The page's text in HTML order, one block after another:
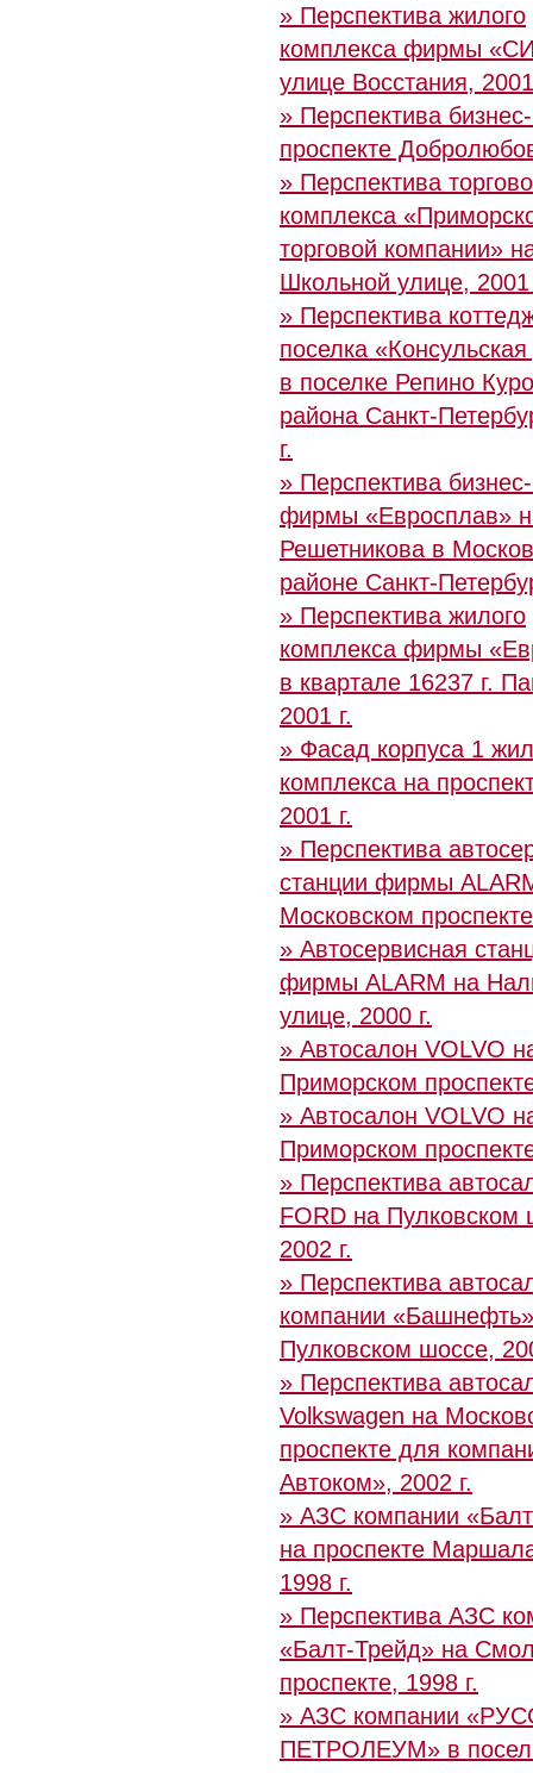
» Перспектива жилого
комплекса фирмы
улице Восстания,
» Перспектива
проспекте
» Перспектива
комплекса
торговой компании»
Школьной улице, 2001
» Перспектива
поселка
в поселке Репино
района Санкт-
г.
» Перспектива
фирмы «Евросплав»
Решетникова в
районе Санкт-
» Перспектива жилого
комплекса фирмы
в квартале 16237 г.
2001 г.
» Фасад корпуса 1
комплекса на
2001 г.
» Перспектива
станции фирмы
Московском
» Автосервисная
фирмы ALARM на
улице, 2000 г.
» Автосалон VOLVO
Приморском
» Автосалон VOLVO
Приморском
» Перспектива
FORD на Пулковском
2002 г.
» Перспектива
компании
Пулковском шоссе,
» Перспектива
Volkswagen на
проспекте для
Автоком», 2002 г.
» АЗС компании
на проспекте
1998 г.
» Перспектива АЗС
«Балт-Трейд» на
проспекте, 1998 г.
» АЗС компании
ПЕТРОЛЕУМ» в